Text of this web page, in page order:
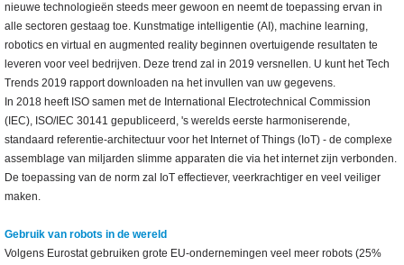
nieuwe technologieën steeds meer gewoon en neemt de toepassing ervan in
alle sectoren gestaag toe. Kunstmatige intelligentie (AI), machine learning,
robotics en virtual en augmented reality beginnen overtuigende resultaten te
leveren voor veel bedrijven. Deze trend zal in 2019 versnellen. U kunt het Tech
Trends 2019 rapport downloaden na het invullen van uw gegevens.
In 2018 heeft ISO samen met de International Electrotechnical Commission
(IEC), ISO/IEC 30141 gepubliceerd, 's werelds eerste harmoniserende,
standaard referentie-architectuur voor het Internet of Things (IoT) - de complexe
assemblage van miljarden slimme apparaten die via het internet zijn verbonden.
De toepassing van de norm zal IoT effectiever, veerkrachtiger en veel veiliger
maken.
Gebruik van robots in de wereld
Volgens Eurostat gebruiken grote EU-ondernemingen veel meer robots (25%